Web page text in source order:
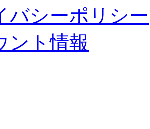
バシーポリシー
ント情報